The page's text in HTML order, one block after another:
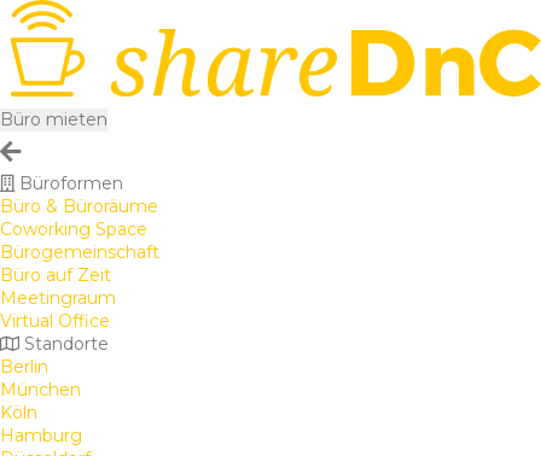
Büro mieten
Büroformen
Büro & Büroräume
Coworking Space
Bürogemeinschaft
Büro auf Zeit
Meetingraum
Virtual Office
Standorte
Berlin
München
Köln
Hamburg